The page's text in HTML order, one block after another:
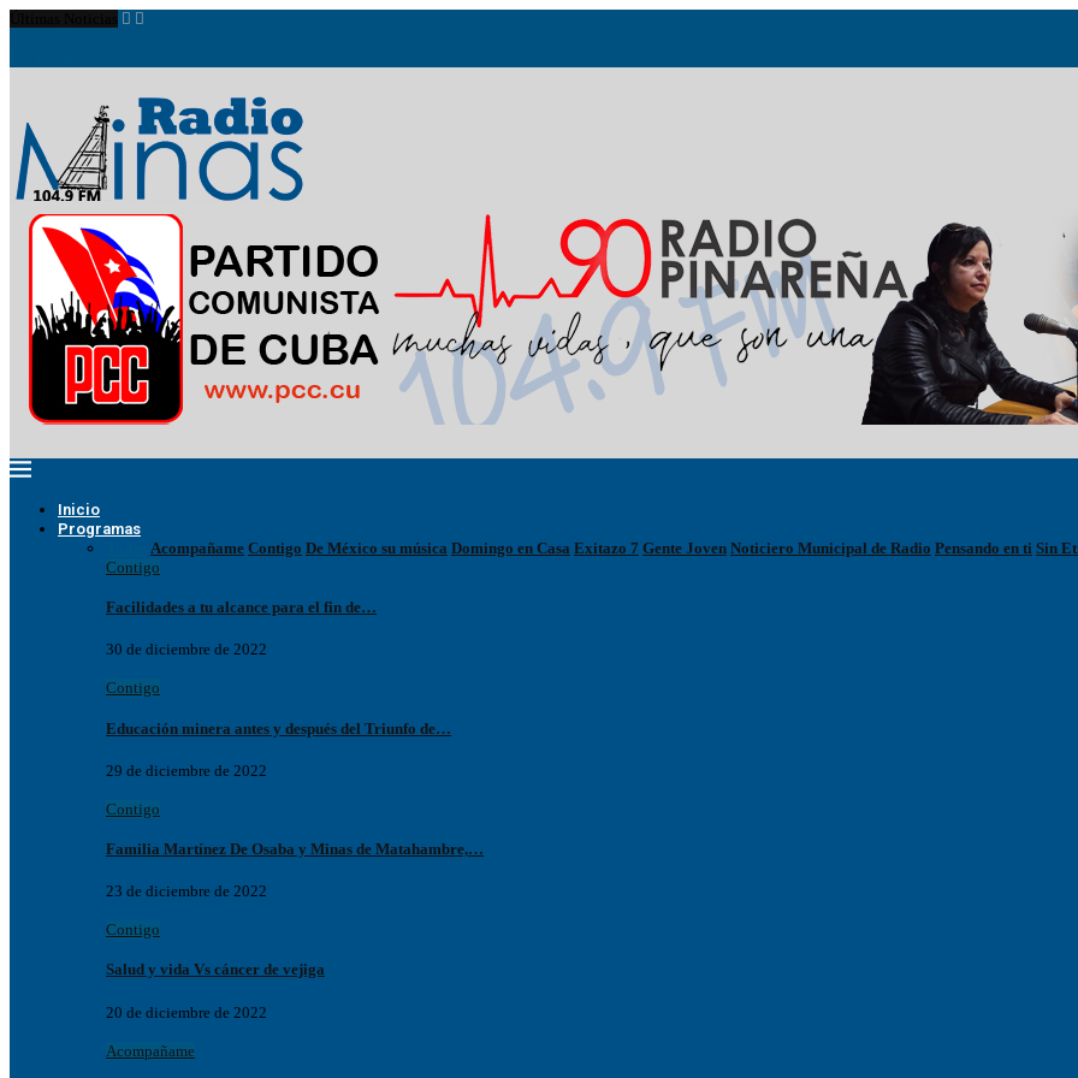
Inicio
Programas
Acompañame Contigo De México su música Domingo en Casa Exitazo 7 Gente Joven Noticiero Municipal de Radio Pensando en ti Sin
Contigo
Facilidades a tu alcance para el fin de…
30 de diciembre de 2022
Contigo
Educación minera antes y después del Triunfo de…
29 de diciembre de 2022
Contigo
Familia Martínez De Osaba y Minas de Matahambre,…
23 de diciembre de 2022
Contigo
Salud y vida Vs cáncer de vejiga
20 de diciembre de 2022
Acompañame